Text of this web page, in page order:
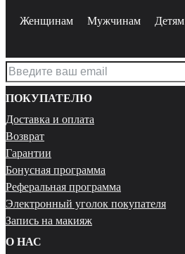
Женщинам Мужчинам Детям
ПОКУПАТЕЛЮ
Доставка и оплата
Возврат
Гарантии
Бонусная программа
Реферальная программа
Электронный уголок покупателя
Запись на макияж
О НАС